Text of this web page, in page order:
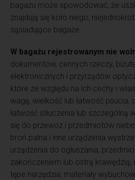
bagażu może spowodować, że
znajdują się koło niego,
sąsiadujące bagaże.
W bagażu rejestrowanym nie
dokumentów, cennych rzeczy,
elektronicznych i przyrządów
które ze względu na ich cechy i
wagę, wielkość lub łatwość psucia,
łatwość stłuczenia lub szczególną
się do przewoz i przedmiotów
broń palna i inne urządzenia
urządzenia do ogłuszania,
zakończeniem lub ostrą krawędzią,
tępe narzędzia, materiały